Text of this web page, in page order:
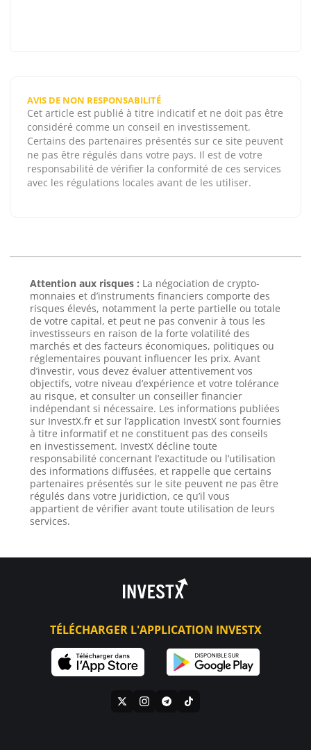
AVIS DE NON RESPONSABILITÉ
Cet article est publié à titre indicatif et ne doit pas être
considéré comme un conseil en investissement.
Certains des partenaires présentés sur ce site peuvent
ne pas être régulés dans votre pays. Il est de votre
responsabilité de vérifier la conformité de ces services
avec les régulations locales avant de les utiliser.
Attention aux risques : La négociation de crypto-
monnaies et d’instruments financiers comporte des
risques élevés, notamment la perte partielle ou totale
de votre capital, et peut ne pas convenir à tous les
investisseurs en raison de la forte volatilité des
marchés et des facteurs économiques, politiques ou
réglementaires pouvant influencer les prix. Avant
d’investir, vous devez évaluer attentivement vos
objectifs, votre niveau d’expérience et votre tolérance
au risque, et consulter un conseiller financier
indépendant si nécessaire. Les informations publiées
sur InvestX.fr et sur l’application InvestX sont fournies
à titre informatif et ne constituent pas des conseils
en investissement. InvestX décline toute
responsabilité concernant l’exactitude ou l’utilisation
des informations diffusées, et rappelle que certains
partenaires présentés sur le site peuvent ne pas être
régulés dans votre juridiction, ce qu’il vous
appartient de vérifier avant toute utilisation de leurs
services.
TÉLÉCHARGER L'APPLICATION INVESTX